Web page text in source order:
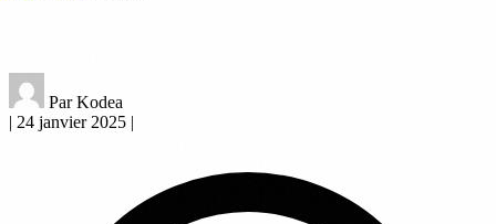
Par Kodea
| 24 janvier 2025 |